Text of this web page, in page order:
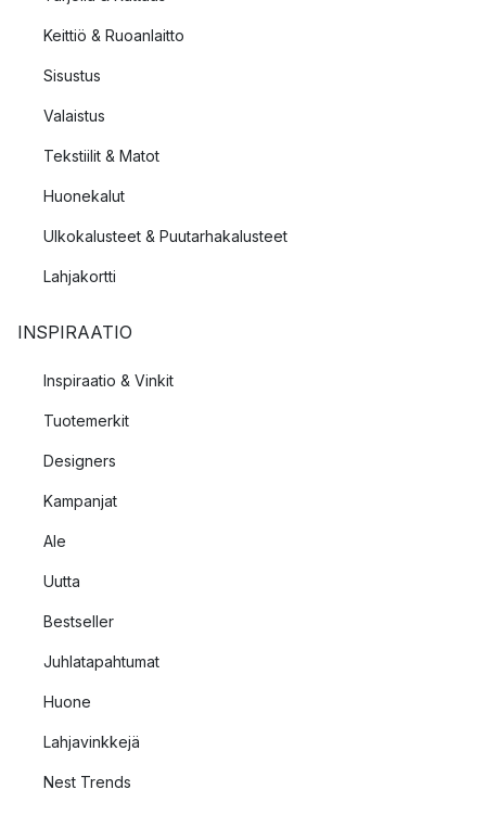
Keittiö & Ruoanlaitto
Sisustus
Valaistus
Tekstiilit & Matot
Huonekalut
Ulkokalusteet & Puutarhakalusteet
Lahjakortti
INSPIRAATIO
Inspiraatio & Vinkit
Tuotemerkit
Designers
Kampanjat
Ale
Uutta
Bestseller
Juhlatapahtumat
Huone
Lahjavinkkejä
Nest Trends